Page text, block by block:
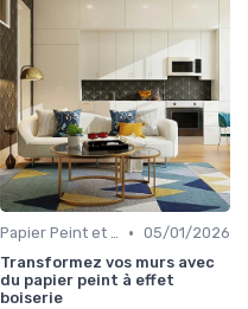
Papier Peint et Revêtements Muraux • 05/01/2026
Transformez vos murs avec
du papier peint à effet
boiserie